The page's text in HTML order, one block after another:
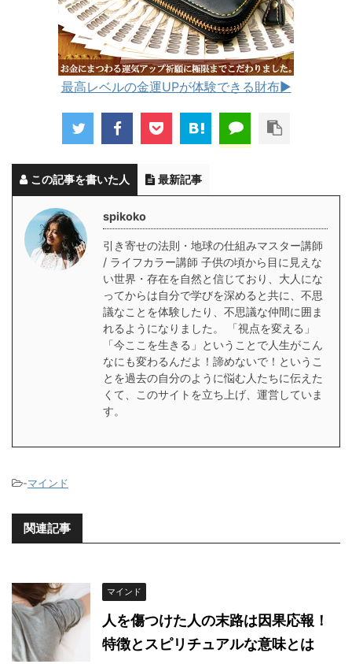
最高レベルの金運UPが体験できる財布▶︎
この記事を書いた人 最新記事
spikoko
引き寄せの法則・地球の仕組みマスター講師
/ ライフカラー講師 子供の頃から目に見えな
い世界・存在を自然と信じており、大人にな
ってからは自分で学びを深めると共に、不思
議なことを体験したり、不思議な仲間に囲ま
れるようになりました。 「視点を変える」
「今ここを生きる」ということで人生がこん
なにも変わるんだよ！諦めないで！というこ
とを過去の自分のように悩む人たちに伝えた
くて、このサイトを立ち上げ、運営していま
す。
-マインド
関連記事
マインド
人を傷つけた人の末路は因果応報！
特徴とスピリチュアルな意味とは